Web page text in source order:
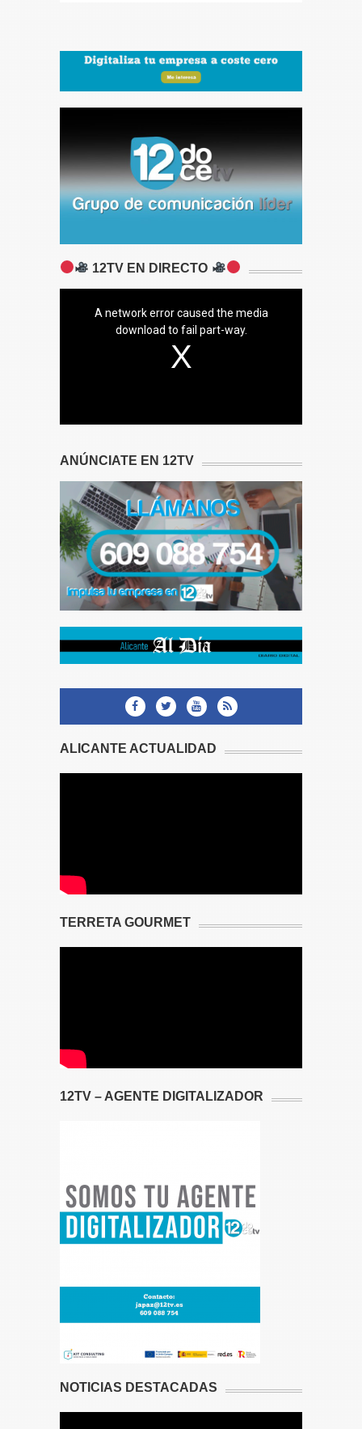
12TV EN DIRECTO
A network error caused the media
download to fail part-way.
ANÚNCIATE EN 12TV
ALICANTE ACTUALIDAD
TERRETA GOURMET
12TV – AGENTE DIGITALIZADOR
NOTICIAS DESTACADAS